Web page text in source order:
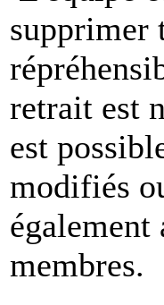
supprimer
retrait est
est
modifiés
membres.